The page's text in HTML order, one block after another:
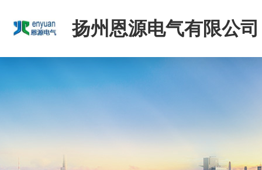
扬州恩源电气有限公司